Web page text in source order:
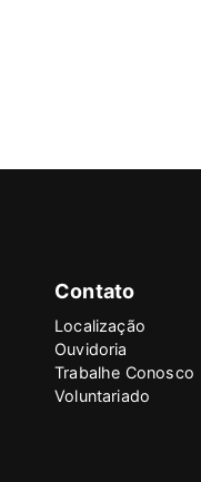
Contato
Localização
Ouvidoria
Trabalhe Conosco
Voluntariado